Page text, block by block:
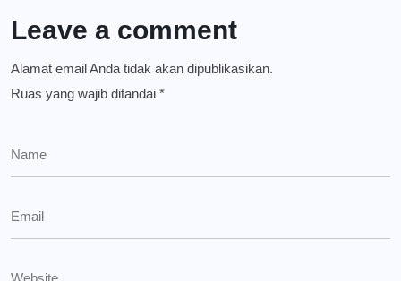
Leave a comment
Alamat email Anda tidak akan dipublikasikan.
Ruas yang wajib ditandai *